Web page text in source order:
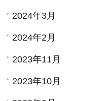
2024年3月
2024年2月
2023年11月
2023年10月